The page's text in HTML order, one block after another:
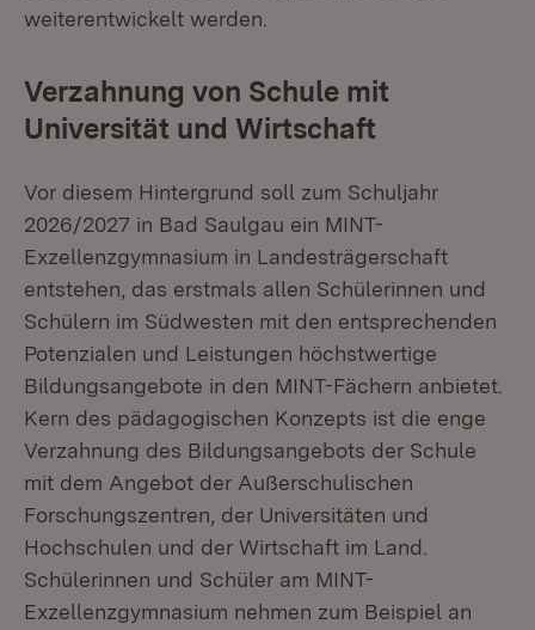
weiterentwickelt werden.
Verzahnung von Schule mit
Universität und Wirtschaft
Vor diesem Hintergrund soll zum Schuljahr
2026/2027 in Bad Saulgau ein MINT-
Exzellenzgymnasium in Landesträgerschaft
entstehen, das erstmals allen Schülerinnen und
Schülern im Südwesten mit den entsprechenden
Potenzialen und Leistungen höchstwertige
Bildungsangebote in den MINT-Fächern anbietet.
Kern des pädagogischen Konzepts ist die enge
Verzahnung des Bildungsangebots der Schule
mit dem Angebot der Außerschulischen
Forschungszentren, der Universitäten und
Hochschulen und der Wirtschaft im Land.
Schülerinnen und Schüler am MINT-
Exzellenzgymnasium nehmen zum Beispiel an